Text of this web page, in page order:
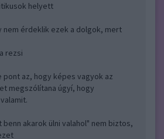
helyett
nem érdeklik ezek a dolgok, mert
rezsi
az, hogy képes vagyok az
megszólítana úgyí, hogy
benn akarok ülni valahol" nem biztos,